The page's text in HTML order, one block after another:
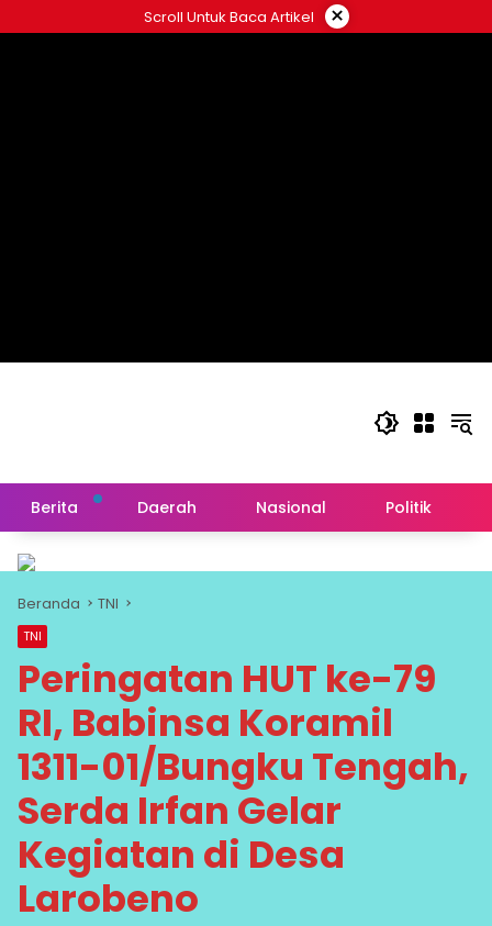
ke
Scroll Untuk Baca Artikel ×
Berita Daerah Nasional Politik
Beranda TNI
TNI
Peringatan HUT ke-79
RI, Babinsa Koramil
1311-01/Bungku Tengah,
Serda Irfan Gelar
Kegiatan di Desa
Larobeno